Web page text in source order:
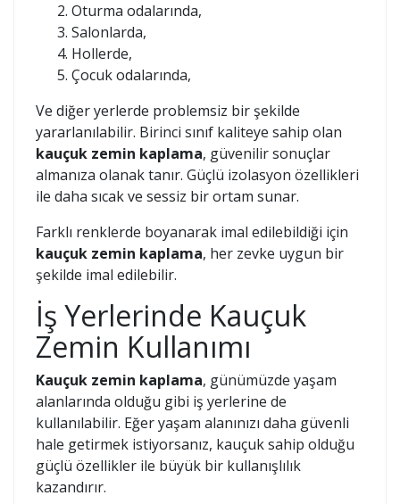
Oturma odalarında,
Salonlarda,
Hollerde,
Çocuk odalarında,
Ve diğer yerlerde problemsiz bir şekilde
yararlanılabilir. Birinci sınıf kaliteye sahip olan
kauçuk zemin kaplama, güvenilir sonuçlar
almanıza olanak tanır. Güçlü izolasyon özellikleri
ile daha sıcak ve sessiz bir ortam sunar.
Farklı renklerde boyanarak imal edilebildiği için
kauçuk zemin kaplama, her zevke uygun bir
şekilde imal edilebilir.
İş Yerlerinde Kauçuk
Zemin Kullanımı
Kauçuk zemin kaplama, günümüzde yaşam
alanlarında olduğu gibi iş yerlerine de
kullanılabilir. Eğer yaşam alanınızı daha güvenli
hale getirmek istiyorsanız, kauçuk sahip olduğu
güçlü özellikler ile büyük bir kullanışlılık
kazandırır.